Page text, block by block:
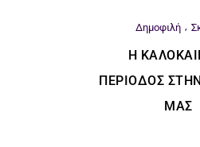
Δημοφιλή
Η
ΠΕΡΊΟΔΟΣ
ΜΑΣ